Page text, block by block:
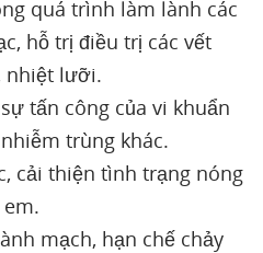
quá trình làm lành các
hỗ trị điều trị các vết
nhiệt lưỡi.
tấn công của vi khuẩn
trùng khác.
cải thiện tình trạng nóng
mạch, hạn chế chảy